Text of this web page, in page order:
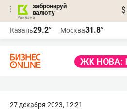
забронируй
валюту
$
Казань29.2° Москва31.8°
27 декабря 2023, 12:21